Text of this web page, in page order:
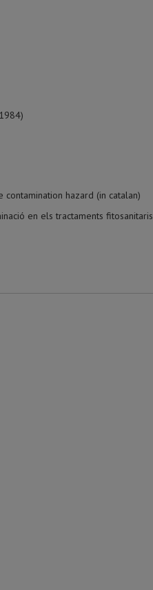
hazard (in catalan)
en els tractaments fitosanitaris